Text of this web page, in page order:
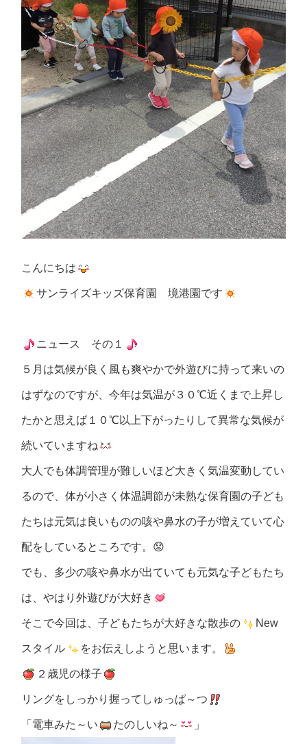
こんにちは
サンライズキッズ保育園 境港園です
ニュース その１
５月は気候が良く風も爽やかで外遊びに持って来いの
はずなのですが、今年は気温が３０℃近くまで上昇し
たかと思えば１０℃以上下がったりして異常な気候が
続いていますね
大人でも体調管理が難しいほど大きく気温変動してい
るので、体が小さく体温調節が未熟な保育園の子ども
たちは元気は良いものの咳や鼻水の子が増えていて心
配をしているところです。😟
でも、多少の咳や鼻水が出ていても元気な子どもたち
は、やはり外遊びが大好き
そこで今回は、子どもたちが大好きな散歩の New
スタイル をお伝えしようと思います。
２歳児の様子
リングをしっかり握ってしゅっぱ～つ
「電車みた～い たのしいね～ 」